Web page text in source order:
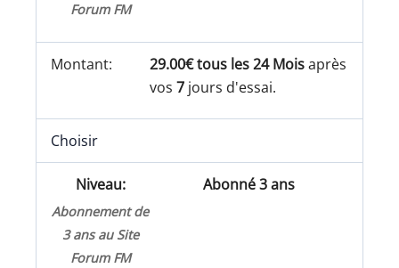
Forum FM
29.00€ tous les 24 Moisaprès
vos7 jours d'essai.
Choisir
Abonné 3 ans
Abonnement de
3 ans au Site
Forum FM